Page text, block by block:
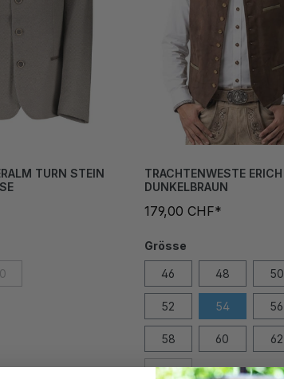
TURN STEIN
TRACHTENWESTE ERICH
DUNKELBRAUN
179,00 CHF*
Grösse
46 48 50
52 54 56
58 60 62
64